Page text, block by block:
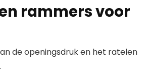
rammers voor
de openingsdruk en het ratelen